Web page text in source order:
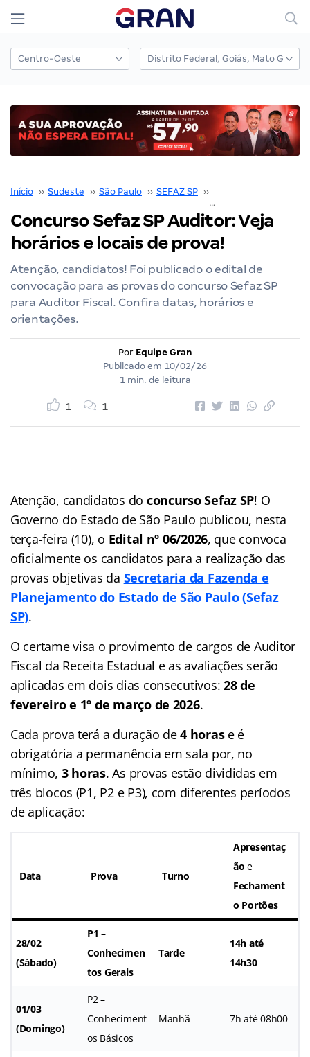
Início ›› Sudeste ›› São Paulo ›› SEFAZ SP ››
Concurso Sefaz SP Auditor: Veja
horários e locais de prova!
Atenção, candidatos! Foi publicado o edital de
convocação para as provas do concurso Sefaz SP
para Auditor Fiscal. Confira datas, horários e
orientações.
Por Equipe Gran
Publicado em 10/02/26
1 min. de leitura
1 1
Atenção, candidatos do concurso Sefaz SP! O
Governo do Estado de São Paulo publicou, nesta
terça-feira (10), o Edital nº 06/2026, que convoca
oficialmente os candidatos para a realização das
provas objetivas da Secretaria da Fazenda e
Planejamento do Estado de São Paulo (Sefaz
SP).
O certame visa o provimento de cargos de Auditor
Fiscal da Receita Estadual e as avaliações serão
aplicadas em dois dias consecutivos:28 de
fevereiro e 1º de março de 2026.
Cada prova terá a duração de4 horase é
obrigatória a permanência em sala por, no
mínimo, 3 horas. As provas estão divididas em
três blocos (P1, P2 e P3), com diferentes períodos
de aplicação:
Data Prova Turno
Apresentaç
ão e
Fechament
o Portões
28/02
(Sábado)
P1 –
Conhecimen
tos Gerais
Tarde
14h até
14h30
01/03
(Domingo)
P2 –
Conheciment
os Básicos
Manhã 7h até 08h00